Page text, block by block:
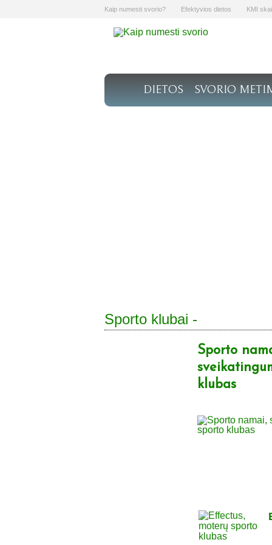
Kaip numesti svorio? Efektyvios dietos KMI
DIETOS SVORIO
Sporto klubai -
Sporto
klubas